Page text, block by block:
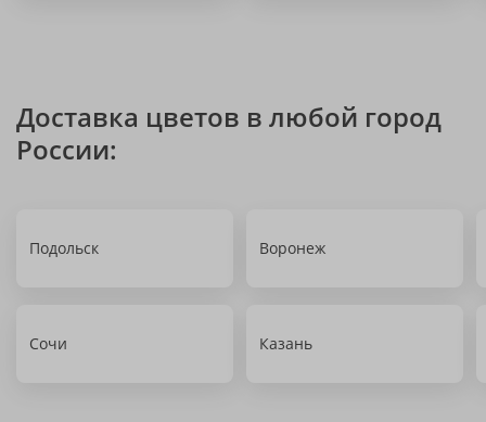
Доставка цветов в любой город
России:
Подольск Воронеж
Сочи Казань